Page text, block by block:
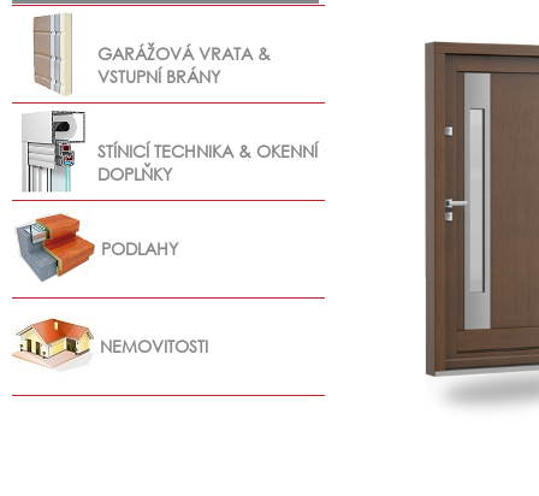
GARÁŽOVÁ VRATA &
VSTUPNÍ BRÁNY
STÍNICÍ TECHNIKA & OKENNÍ
DOPLŇKY
PODLAHY
NEMOVITOSTI